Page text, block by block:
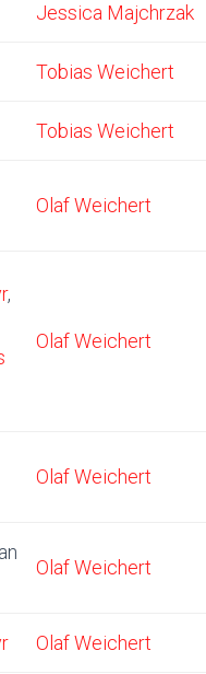
Jessica Majchrzak
Tobias Weichert
Tobias Weichert
Olaf Weichert
,
Olaf Weichert
Olaf Weichert
Olaf Weichert
Olaf Weichert